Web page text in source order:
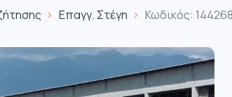
Επαγγ. Στέγη Κωδικός: